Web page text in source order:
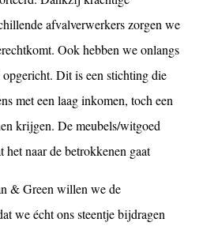
afvalverwerkers zorgen we
Ook hebben we onlangs
Dit is een stichting die
met een laag inkomen, toch een
krijgen. De meubels/witgoed
het naar de betrokkenen gaat
& Green willen we de
we écht ons steentje bijdragen